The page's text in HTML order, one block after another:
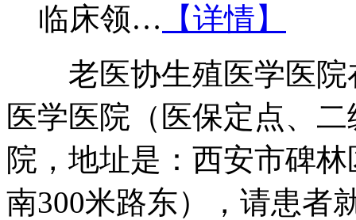
临床领… 【详情】
老医协生殖医学医院
医学医院（医保定点、
院，地址是：西安市碑
南300米路东），请患者